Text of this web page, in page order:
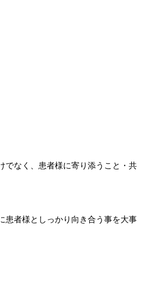
でなく、患者様に寄り添うこと・共
患者様としっかり向き合う事を大事